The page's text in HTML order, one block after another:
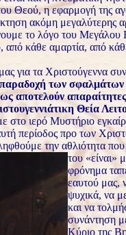
Θεού, η εφαρμογή της
ακόμη μεγαλύτερης
το λόγο του Μεγάλου
από κάθε αμαρτία, από
για τα Χριστούγεννα
των
αποτελούν
Θεία
ιερό Μυστήριο
περίοδος προ των
την αθλιότητα που
του «είναι»
φρόνημα
εαυτού μας,
ψυχικά, να
και να
συνάντηση
Κύριο της